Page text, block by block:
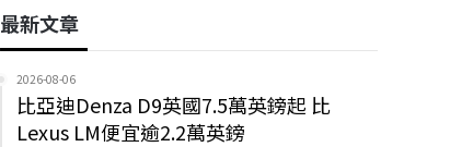
最新文章
2026-08-06
比亞迪Denza D9英國7.5萬英鎊起 比
Lexus LM便宜逾2.2萬英鎊